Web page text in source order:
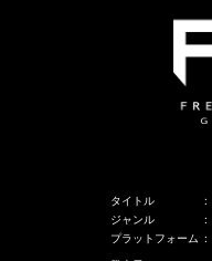
タイトル :
ジャンル
:
プラットフォーム :